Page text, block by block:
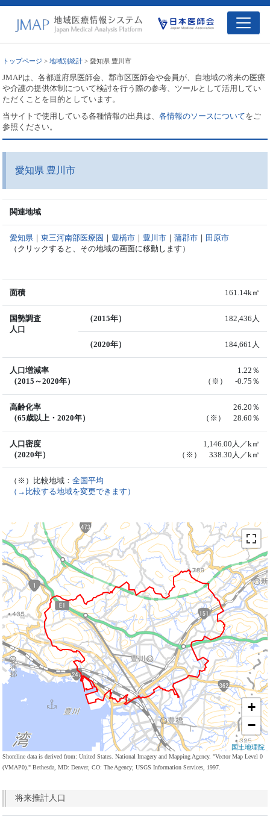
トップページ >地域別統計 > 愛知県 豊川市
JMAPは、各都道府県医師会、郡市区医師会や会員が、自地域の将来の医療
や介護の提供体制について検討を行う際の参考、ツールとして活用してい
ただくことを目的としています。
当サイトで使用している各種情報の出典は、各情報のソースについてをご
参照ください。
愛知県 豊川市
関連地域
愛知県 ｜東三河南部医療圏 ｜ 豊橋市 ｜ 豊川市 ｜蒲郡市 ｜ 田原市
（クリックすると、その地域の画面に移動します）
面積 161.14k㎡
国勢調査
人口
（2015年） 182,436人
（2020年） 184,661人
人口増減率
（2015～2020年）
1.22％
（※） -0.75％
高齢化率
（65歳以上・2020年）
26.20％
（※） 28.60％
人口密度
（2020年）
1,146.00人／k㎡
（※） 338.30人／k㎡
（※）比較地域：全国平均
（→比較する地域を変更できます）
+
−
国土地理院
Shoreline data is derived from: United States. National Imagery and Mapping Agency. "Vector Map Level 0
(VMAP0)." Bethesda, MD: Denver, CO: The Agency; USGS Information Services, 1997.
将来推計人口